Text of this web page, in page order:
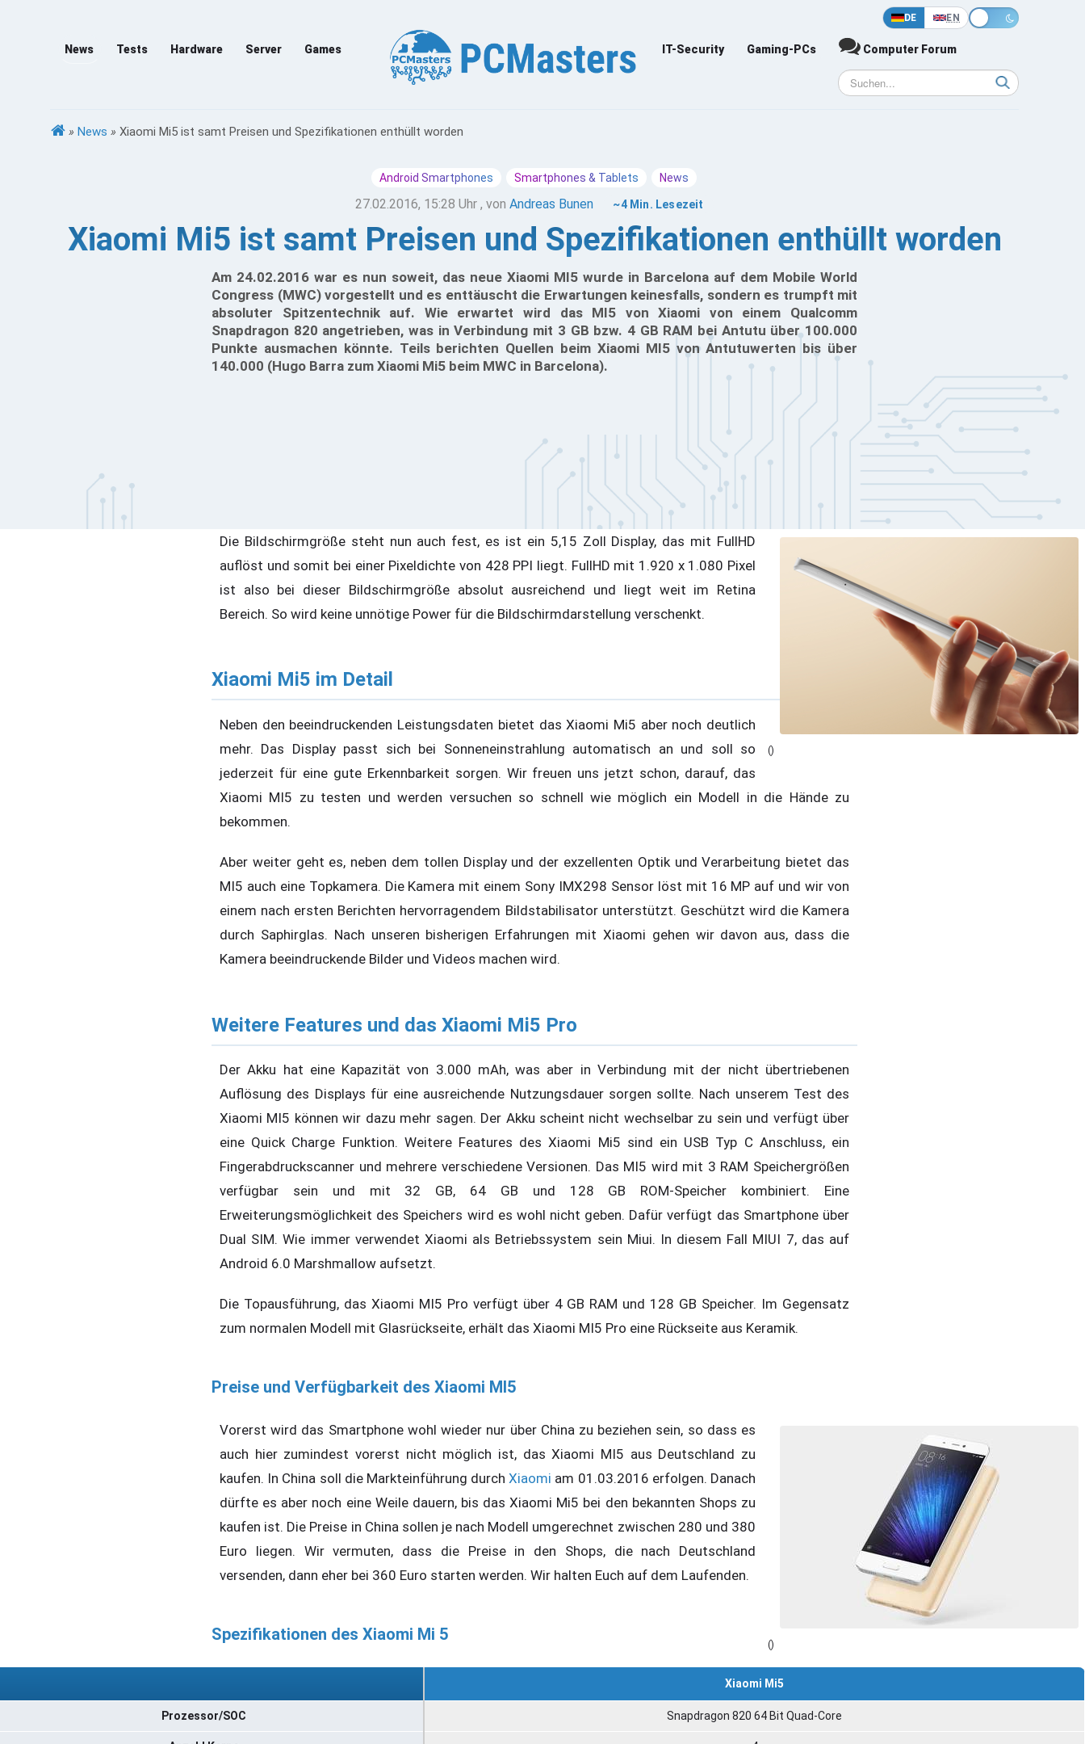
DE EN
News Tests Hardware Server Games IT-Security Gaming-PCs Computer Forum
» News » Xiaomi Mi5 ist samt Preisen und Spezifikationen enthüllt worden
Android Smartphones Smartphones & Tablets News
27.02.2016, 15:28 Uhr , vonAndreas Bunen ~4 Min. Lesezeit
Xiaomi Mi5 ist samt Preisen und Spezifikationen enthüllt worden
Am 24.02.2016 war es nun soweit, das neue Xiaomi MI5 wurde in Barcelona auf dem Mobile World
Congress (MWC) vorgestellt und es enttäuscht die Erwartungen keinesfalls, sondern es trumpft mit
absoluter Spitzentechnik auf. Wie erwartet wird das MI5 von Xiaomi von einem Qualcomm
Snapdragon 820 angetrieben, was in Verbindung mit 3 GB bzw. 4 GB RAM bei Antutu über 100.000
Punkte ausmachen könnte. Teils berichten Quellen beim Xiaomi MI5 von Antutuwerten bis über
140.000 (Hugo Barra zum Xiaomi Mi5 beim MWC in Barcelona).
()
Die Bildschirmgröße steht nun auch fest, es ist ein 5,15 Zoll Display, das mit FullHD
auflöst und somit bei einer Pixeldichte von 428 PPI liegt. FullHD mit 1.920 x 1.080 Pixel
ist also bei dieser Bildschirmgröße absolut ausreichend und liegt weit im Retina
Bereich. So wird keine unnötige Power für die Bildschirmdarstellung verschenkt.
Xiaomi Mi5 im Detail
Neben den beeindruckenden Leistungsdaten bietet das Xiaomi Mi5 aber noch deutlich
mehr. Das Display passt sich bei Sonneneinstrahlung automatisch an und soll so
jederzeit für eine gute Erkennbarkeit sorgen. Wir freuen uns jetzt schon, darauf, das
Xiaomi MI5 zu testen und werden versuchen so schnell wie möglich ein Modell in die Hände zu
bekommen.
Aber weiter geht es, neben dem tollen Display und der exzellenten Optik und Verarbeitung bietet das
MI5 auch eine Topkamera. Die Kamera mit einem Sony IMX298 Sensor löst mit 16 MP auf und wir von
einem nach ersten Berichten hervorragendem Bildstabilisator unterstützt. Geschützt wird die Kamera
durch Saphirglas. Nach unseren bisherigen Erfahrungen mit Xiaomi gehen wir davon aus, dass die
Kamera beeindruckende Bilder und Videos machen wird.
Weitere Features und das Xiaomi Mi5 Pro
Der Akku hat eine Kapazität von 3.000 mAh, was aber in Verbindung mit der nicht übertriebenen
Auflösung des Displays für eine ausreichende Nutzungsdauer sorgen sollte. Nach unserem Test des
Xiaomi MI5 können wir dazu mehr sagen. Der Akku scheint nicht wechselbar zu sein und verfügt über
eine Quick Charge Funktion. Weitere Features des Xiaomi Mi5 sind ein USB Typ C Anschluss, ein
Fingerabdruckscanner und mehrere verschiedene Versionen. Das MI5 wird mit 3 RAM Speichergrößen
verfügbar sein und mit 32 GB, 64 GB und 128 GB ROM-Speicher kombiniert. Eine
Erweiterungsmöglichkeit des Speichers wird es wohl nicht geben. Dafür verfügt das Smartphone über
Dual SIM. Wie immer verwendet Xiaomi als Betriebssystem sein Miui. In diesem Fall MIUI 7, das auf
Android 6.0 Marshmallow aufsetzt.
Die Topausführung, das Xiaomi MI5 Pro verfügt über 4 GB RAM und 128 GB Speicher. Im Gegensatz
zum normalen Modell mit Glasrückseite, erhält das Xiaomi MI5 Pro eine Rückseite aus Keramik.
Preise und Verfügbarkeit des Xiaomi MI5
()
Vorerst wird das Smartphone wohl wieder nur über China zu beziehen sein, so dass es
auch hier zumindest vorerst nicht möglich ist, das Xiaomi MI5 aus Deutschland zu
kaufen. In China soll die Markteinführung durchXiaomi am 01.03.2016 erfolgen. Danach
dürfte es aber noch eine Weile dauern, bis das Xiaomi Mi5 bei den bekannten Shops zu
kaufen ist. Die Preise in China sollen je nach Modell umgerechnet zwischen 280 und 380
Euro liegen. Wir vermuten, dass die Preise in den Shops, die nach Deutschland
versenden, dann eher bei 360 Euro starten werden. Wir halten Euch auf dem Laufenden.
Spezifikationen des Xiaomi Mi 5
Xiaomi Mi5
Prozessor/SOC Snapdragon 820 64 Bit Quad-Core